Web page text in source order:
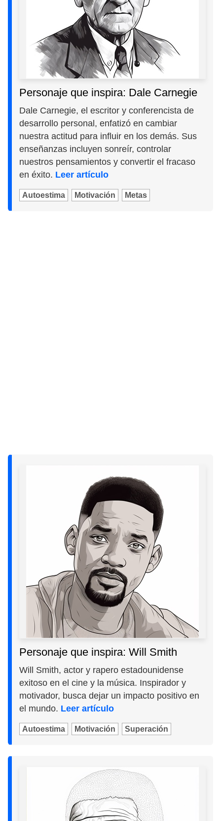
Personaje que inspira: Dale Carnegie
Dale Carnegie, el escritor y conferencista de
desarrollo personal, enfatizó en cambiar
nuestra actitud para influir en los demás. Sus
enseñanzas incluyen sonreír, controlar
nuestros pensamientos y convertir el fracaso
en éxito. Leer artículo
Autoestima Motivación Metas
Personaje que inspira: Will Smith
Will Smith, actor y rapero estadounidense
exitoso en el cine y la música. Inspirador y
motivador, busca dejar un impacto positivo en
el mundo. Leer artículo
Autoestima Motivación Superación